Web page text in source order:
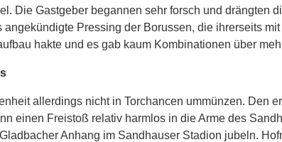
Die Gastgeber begannen sehr forsch und drängten
Pressing der Borussen, die ihrerseits
hakte und es gab kaum Kombinationen über
allerdings nicht in Torchancen ummünzen. Den
einen Freistoß relativ harmlos in die Arme des
Anhang im Sandhauser Stadion jubeln.